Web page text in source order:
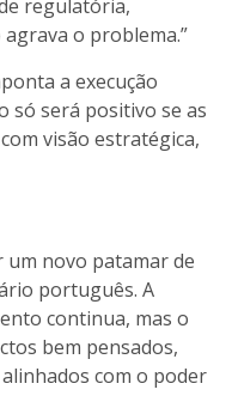
regulatória,
o problema.”
a execução
só será positivo se as
visão estratégica,
um novo patamar de
português. A
continua, mas o
bem pensados,
com o poder